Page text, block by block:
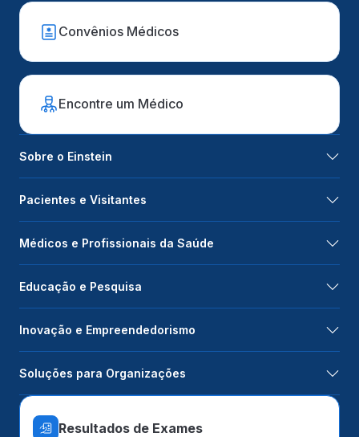
Convênios Médicos
Encontre um Médico
Sobre o Einstein
Pacientes e Visitantes
Médicos e Profissionais da Saúde
Educação e Pesquisa
Inovação e Empreendedorismo
Soluções para Organizações
Resultados de Exames